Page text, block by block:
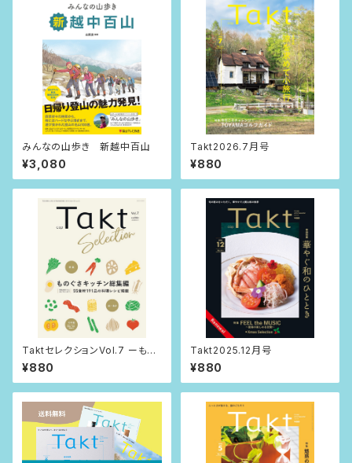
みんなの山歩き 新越中百山
¥3,080
Takt2026.7月号
¥880
TaktセレクションVol.7 ーもの
ぐさキッチン総集編ー
¥880
Takt2025.12月号
¥880